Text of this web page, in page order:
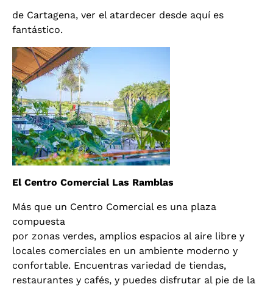
de Cartagena, ver el atardecer desde aquí es
fantástico.
El Centro Comercial Las Ramblas
Más que un Centro Comercial es una plaza
compuesta
por zonas verdes, amplios espacios al aire libre y
locales comerciales en un ambiente moderno y
confortable. Encuentras variedad de tiendas,
restaurantes y cafés, y puedes disfrutar al pie de la